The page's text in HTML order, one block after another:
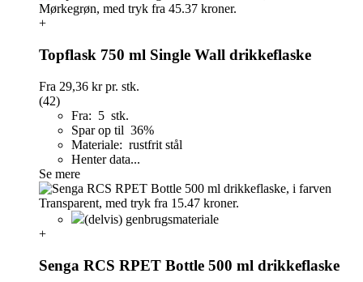
+
Topflask 750 ml Single Wall drikkeflaske
Fra 29,36 krpr. stk.
(42)
Fra: 5 stk.
Spar op til 36%
Materiale: rustfrit stål
Henter data...
Se mere
(delvis) genbrugsmateriale
+
Senga RCS RPET Bottle 500 ml drikkeflaske